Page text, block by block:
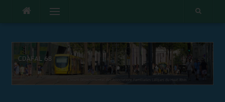
Menu